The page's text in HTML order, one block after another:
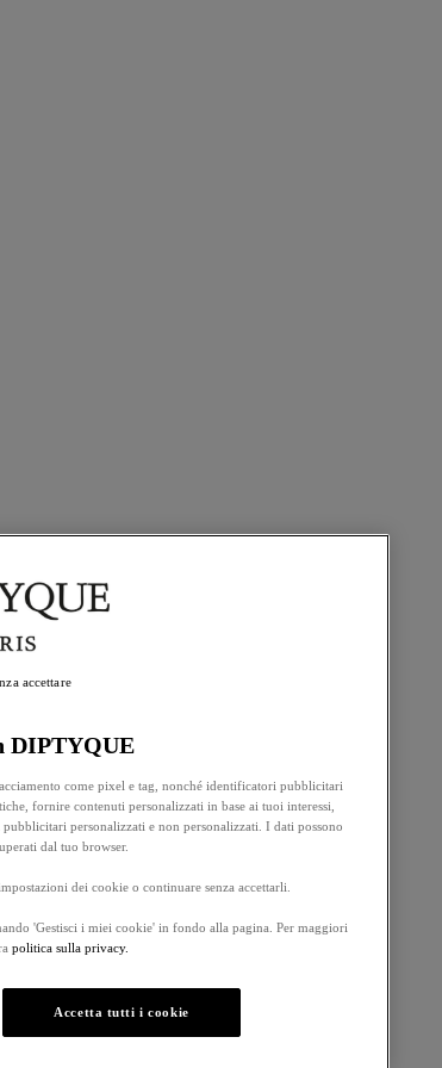
DIPTYQUE
come pixel e tag, nonché identificatori pubblicitari
fornire contenuti personalizzati in base ai tuoi interessi,
personalizzati e non personalizzati. I dati possono
dal tuo browser.
dei cookie o continuare senza accettarli.
'Gestisci i miei cookie' in fondo alla pagina. Per maggiori
politica sulla privacy.
Accetta tutti i cookie
accettare